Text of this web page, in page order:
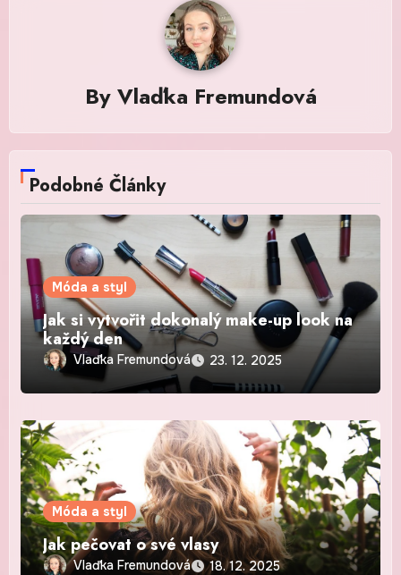
By Vlaďka Fremundová
Podobné Články
Móda a styl
Jak si vytvořit dokonalý make-up look na
každý den
Vlaďka Fremundová 23. 12. 2025
Móda a styl
Jak pečovat o své vlasy
Vlaďka Fremundová 18. 12. 2025